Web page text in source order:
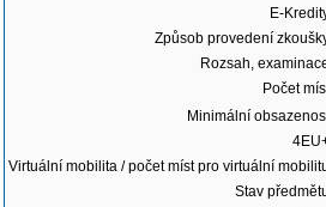
E-
Způsob provedení
Rozsah,
Počet
Minimální
Virtuální mobilita / počet míst pro virtuální
Stav